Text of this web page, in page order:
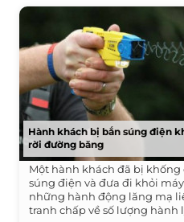
Hành khách bị bắn súng điện
rời đường băng
Một hành khách đã bị khống
súng điện và đưa đi khỏi
những hành động lăng mạ
tranh chấp về số lượng hành